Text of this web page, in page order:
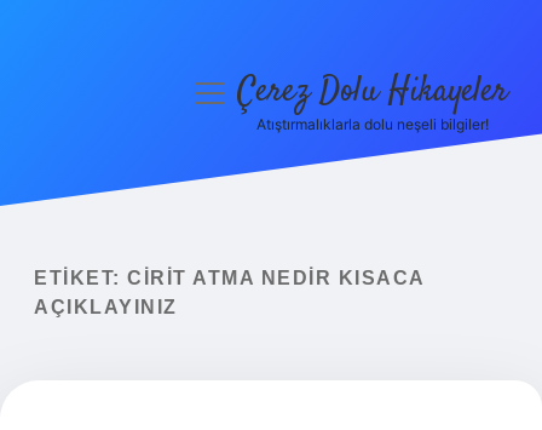
Yasal Uyarı
menüyüÇerez Dolu Hikayeler
Atıştırmalıklarla dolu neşeli bilgiler!
ETIKET: CIRIT ATMA NEDIR KISACA
AÇIKLAYINIZ